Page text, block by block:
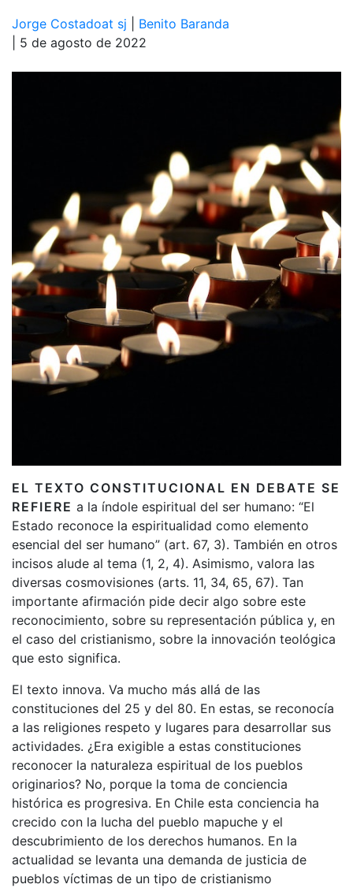
Jorge Costadoat sj
Benito Baranda
| 5 de agosto de 2022
EL TEXTO CONSTITUCIONAL EN DEBATE SE
REFIERE a la índole espiritual del ser humano: “El
Estado reconoce la espiritualidad como elemento
esencial del ser humano” (art. 67, 3). También en otros
incisos alude al tema (1, 2, 4). Asimismo, valora las
diversas cosmovisiones (arts. 11, 34, 65, 67). Tan
importante afirmación pide decir algo sobre este
reconocimiento, sobre su representación pública y, en
el caso del cristianismo, sobre la innovación teológica
que esto significa.
El texto innova. Va mucho más allá de las
constituciones del 25 y del 80. En estas, se reconocía
a las religiones respeto y lugares para desarrollar sus
actividades. ¿Era exigible a estas constituciones
reconocer la naturaleza espiritual de los pueblos
originarios? No, porque la toma de conciencia
histórica es progresiva. En Chile esta conciencia ha
crecido con la lucha del pueblo mapuche y el
descubrimiento de los derechos humanos. En la
actualidad se levanta una demanda de justicia de
pueblos víctimas de un tipo de cristianismo